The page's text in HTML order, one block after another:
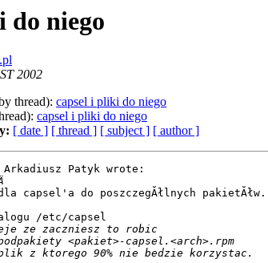
do niego
2002
thread): capsel i pliki do niego
capsel i pliki do niego
[ date ] [ thread ] [ subject ] [ author ]
Arkadiusz Patyk wrote:
capsel'a do poszczegĂłlnych pakietĂłw.